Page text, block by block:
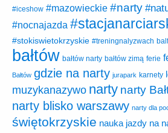
#iceshow #mazowieckie #narty
#nocnajazda
#stokiswietokrzyskie #treningnalyzwach
bałtów bałtów narty bałtów zimą ferie
Bałtów gdzie na narty jurapark karnety
muzykanazywo narty narty
narty blisko warszawy narty dla
świętokrzyskie nauka jazdy na